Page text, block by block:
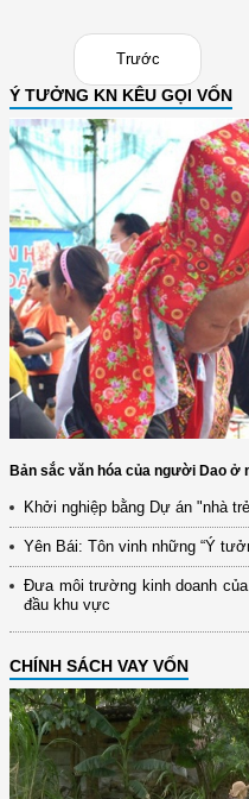
Trước
Ý TƯỞNG KN KÊU GỌI VỐN
Bản sắc văn hóa của người Dao ở
Khởi nghiệp bằng Dự án "nhà
Yên Bái: Tôn vinh những “Ý
Đưa môi trường kinh doanh
đầu khu vực
CHÍNH SÁCH VAY VỐN